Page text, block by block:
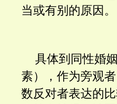
当或有别的原因。
具体到同性婚
素），作为旁观
数反对者表达的